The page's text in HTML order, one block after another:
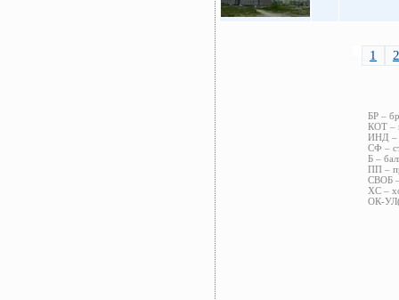
1 2
БР –
КОТ –
ИНД –
СФ –
Б –
ПП –
СВОБ –
ХС –
ОК-